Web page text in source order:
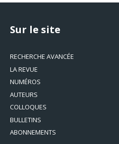
Sur le site
RECHERCHE AVANCÉE
LA REVUE
NUMÉROS
AUTEURS
COLLOQUES
BULLETINS
ABONNEMENTS